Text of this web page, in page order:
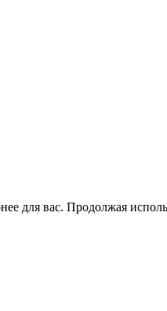
для вас. Продолжая